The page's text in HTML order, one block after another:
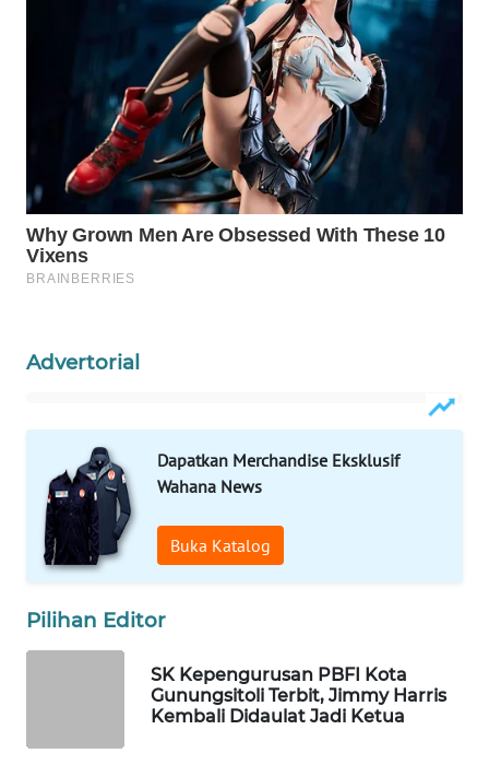
Advertorial
Dapatkan Merchandise Eksklusif
Wahana News
Buka Katalog
Pilihan Editor
SK Kepengurusan PBFI Kota
Gunungsitoli Terbit, Jimmy Harris
Kembali Didaulat Jadi Ketua
WAHANA
TV
WAHANANEWS
WAHANANEWS
CO ID
WAHANANEWS
NET
WAHANA
SPORT
UMKM
WAHANA